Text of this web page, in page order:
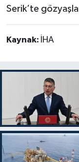
Serik’te
Kaynak: İHA